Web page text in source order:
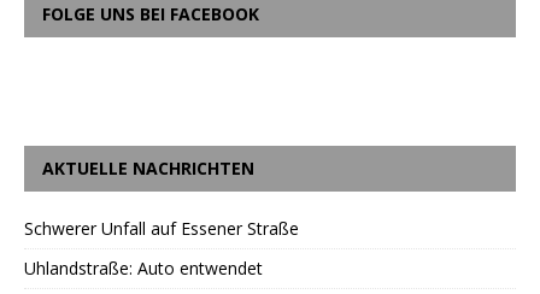
FOLGE UNS BEI FACEBOOK
AKTUELLE NACHRICHTEN
Schwerer Unfall auf Essener Straße
Uhlandstraße: Auto entwendet